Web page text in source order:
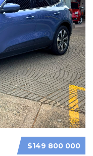
$149 800 000